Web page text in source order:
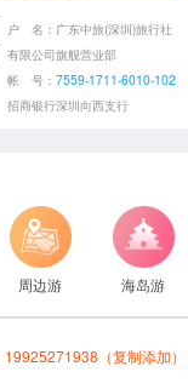
户 名：广东中旅(深圳)旅行社
有限公司旗舰营业部
帐 号： 7559-1711-6010-102
招商银行深圳向西支行
周边游 海岛游
19925271938 （复制添加）